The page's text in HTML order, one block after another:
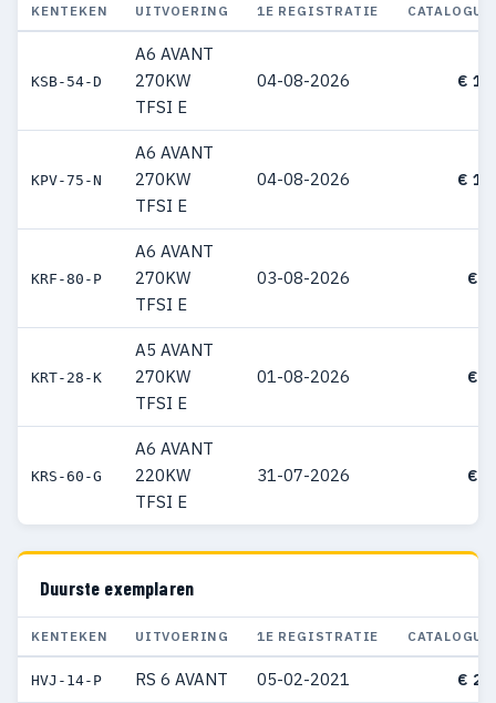
KENTEKEN UITVOERING 1E REGISTRATIE
KSB-54-D
A6 AVANT
270KW
TFSI E
04-08-2026 €
KPV-75-N
A6 AVANT
270KW
TFSI E
04-08-2026 €
KRF-80-P
A6 AVANT
270KW
TFSI E
03-08-2026 €
KRT-28-K
A5 AVANT
270KW
TFSI E
01-08-2026 €
KRS-60-G
A6 AVANT
220KW
TFSI E
31-07-2026 €
Duurste exemplaren
KENTEKEN UITVOERING 1E REGISTRATIE
HVJ-14-P RS 6 AVANT 05-02-2021 €